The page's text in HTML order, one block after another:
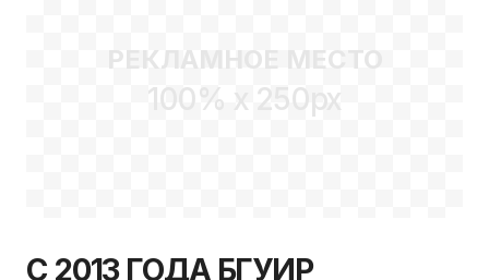
РЕКЛАМНОЕ МЕСТО
100% x 250px
С 2013 ГОДА БГУИР